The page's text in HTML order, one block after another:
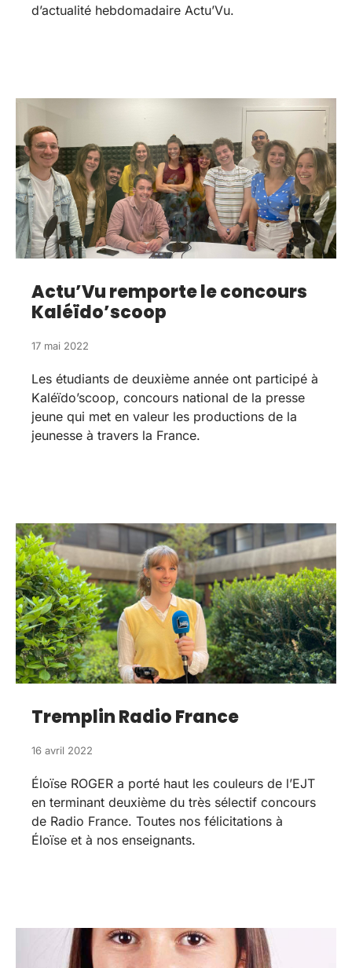
d’actualité hebdomadaire Actu’Vu.
Actu’Vu remporte le concours
Kaléïdo’scoop
17 mai 2022
Les étudiants de deuxième année ont participé à
Kaléïdo’scoop, concours national de la presse
jeune qui met en valeur les productions de la
jeunesse à travers la France.
Tremplin Radio France
16 avril 2022
Éloïse ROGER a porté haut les couleurs de l’EJT
en terminant deuxième du très sélectif concours
de Radio France. Toutes nos félicitations à
Éloïse et à nos enseignants.